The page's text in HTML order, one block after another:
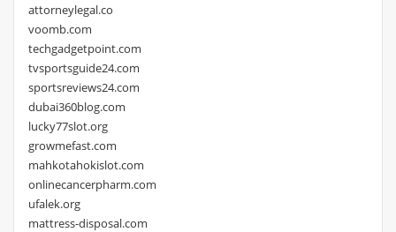
attorneylegal.co
voomb.com
techgadgetpoint.com
tvsportsguide24.com
sportsreviews24.com
dubai360blog.com
lucky77slot.org
growmefast.com
mahkotahokislot.com
onlinecancerpharm.com
ufalek.org
mattress-disposal.com